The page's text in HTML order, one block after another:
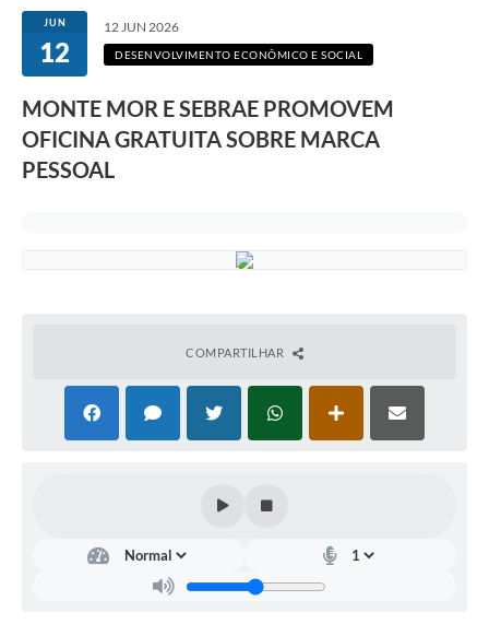
Portal do Cidadão
Links Úteis
A Prefeitura
Ouvidoria
Carta de Serviços
JUN
12
12 JUN 2026
DESENVOLVIMENTO ECONÔMICO E SOCIAL
MONTE MOR E SEBRAE PROMOVEM
OFICINA GRATUITA SOBRE MARCA
PESSOAL
COMPARTILHAR